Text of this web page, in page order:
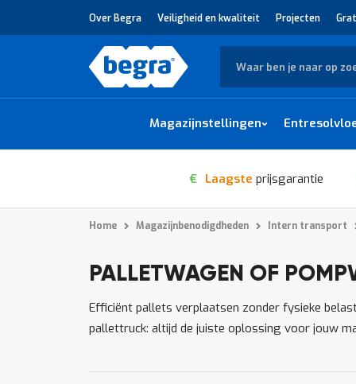
Over Begra Veiligheid en kwaliteit Projecten
Zoek
Magazijnstellingen
€ Laagste prijsgarantie
Home Magazijnbenodigdheden Intern transport
PALLETWAGEN OF
Efficiënt pallets verplaatsen zonder fysieke
pallettruck: altijd de juiste oplossing voor jouw